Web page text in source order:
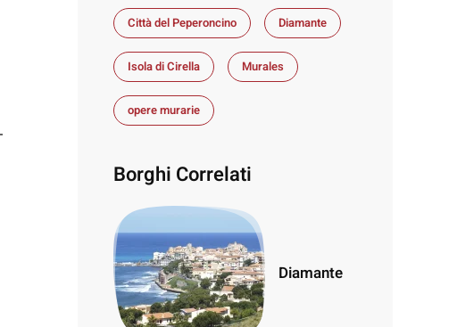
Città del Peperoncino Diamante
Isola di Cirella Murales
opere murarie
Borghi Correlati
Diamante